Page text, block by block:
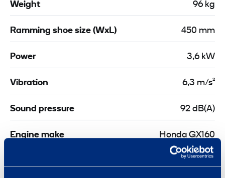
t
Weight 96 kg
Ramming shoe size (WxL) 450 mm
Power 3,6 kW
Vibration 6,3 m/s²
Sound pressure 92 dB(A)
Engine make Honda GX160